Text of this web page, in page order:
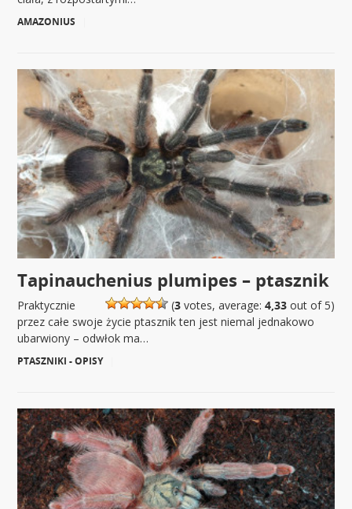
AMAZONIUS
Tapinauchenius plumipes – ptasznik
(3votes, average: 4,33out of 5)
Praktycznie
przez całe swoje życie ptasznik ten jest niemal jednakowo
ubarwiony – odwłok ma…
PTASZNIKI - OPISY